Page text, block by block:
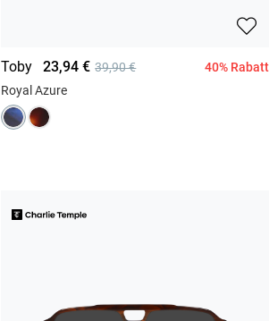
Toby 23,94 € 39,90 €
40% Rabatt
Royal Azure